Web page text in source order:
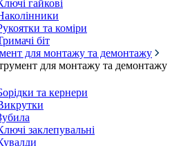
гайкові
та коміри
біт
для монтажу та демонтажу
для монтажу та демонтажу
та кернери
заклепувальні